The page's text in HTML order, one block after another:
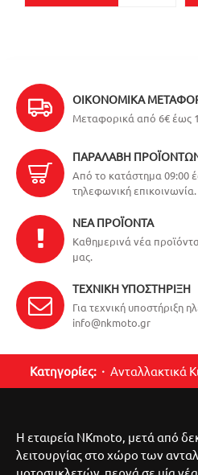
ΟΙΚΟΝΟΜΙΚΆ
Μεταφορικά από 6€ έως
ΠΑΡΑΛΑΒΉ
Από το κατάστημα 09:00
τηλεφωνική επικοινωνία.
ΝΈΑ ΠΡΟΪΌΝΤΑ
Καθημερινά νέα
μας.
ΤΕΧΝΙΚΉ ΥΠΟΣΤΉΡΙΞΗ
Για τεχνική υποστήριξη
info@nkmoto.gr
Κατηγορίες: Ανταλλακτικά
Η εταιρεία NKmoto, μετά από
λειτουργίας στο χώρο των